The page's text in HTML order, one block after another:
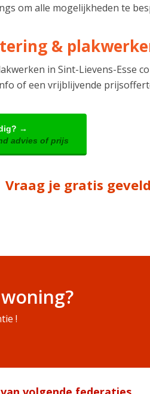
om alle mogelijkheden te
&
in Sint-Lievens-Esse
of een vrijblijvende
→
advies of prijs
Vraag je gratis
!